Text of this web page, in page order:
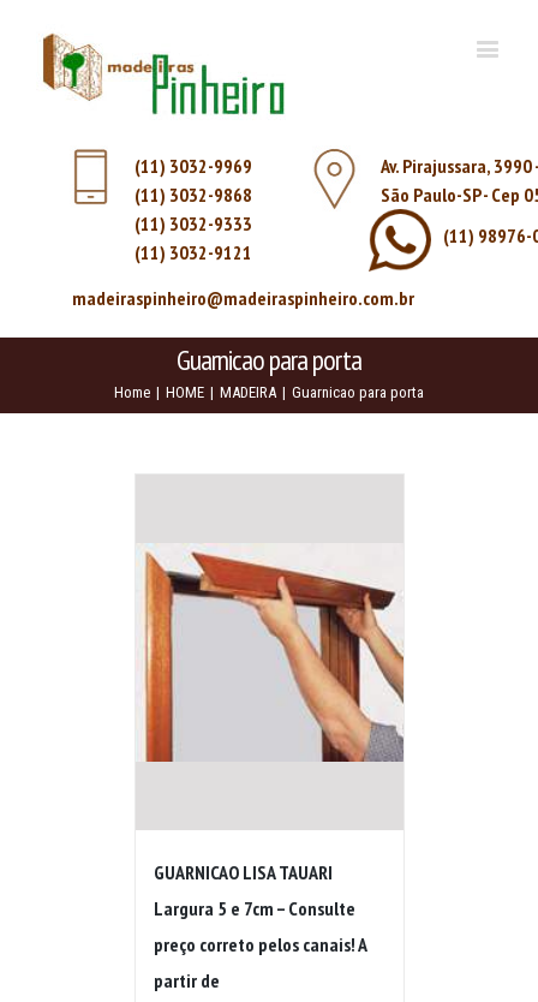
(11) 3032-9969
(11) 3032-9868
(11) 3032-9333
(11) 3032-9121
Av. Pirajussara,
São Paulo-SP - Cep
(11) 98976-
madeiraspinheiro@madeiraspinheiro.com.br
Guarnicao para porta
Home | HOME | MADEIRA | Guarnicao para porta
GUARNICAO LISA TAUARI
Largura 5 e 7cm – Consulte
preço correto pelos canais! A
partir de